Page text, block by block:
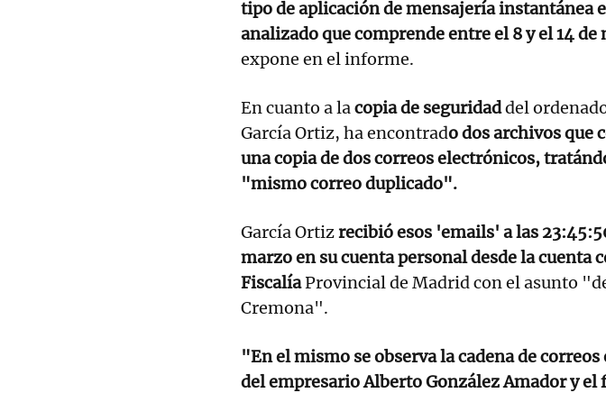
tipo de aplicación de mensajería instantánea
analizado que comprende entre el 8 y el 14
expone en el informe.
En cuanto a lacopia de seguridaddel
García Ortiz, ha encontrado dos archivos que
una copia de dos correos electrónicos,
"mismo correo duplicado".
García Ortizrecibió esos 'emails' a las
marzo en su cuenta personal desde la cuenta
FiscalíaProvincial de Madrid con el asunto
Cremona".
"En el mismo se observa la cadena de
del empresario Alberto González Amador y el